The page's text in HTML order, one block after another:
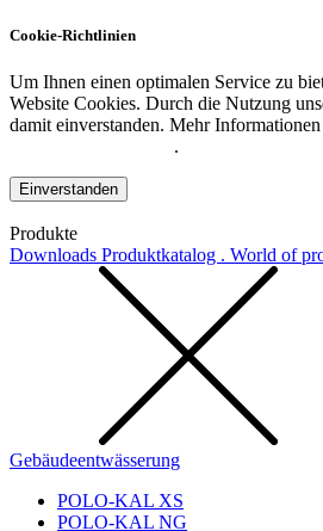
Cookie-Richtlinien
Um Ihnen einen optimalen Service zu
Website Cookies. Durch die Nutzung
damit einverstanden. Mehr
.
Einverstanden
Produkte
Downloads Produktkatalog . World of
Gebäudeentwässerung
POLO-KAL XS
POLO-KAL NG